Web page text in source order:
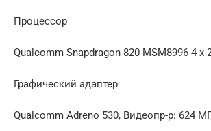
Процессор
Qualcomm Snapdragon 820 MSM8996 4 x
Графический адаптер
Qualcomm Adreno 530, Видеопр-р: 624